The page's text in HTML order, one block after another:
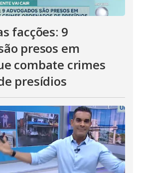
facções: 9
presos em
combate crimes
presídios